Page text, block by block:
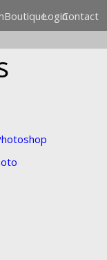
BoutiqueLoginContact